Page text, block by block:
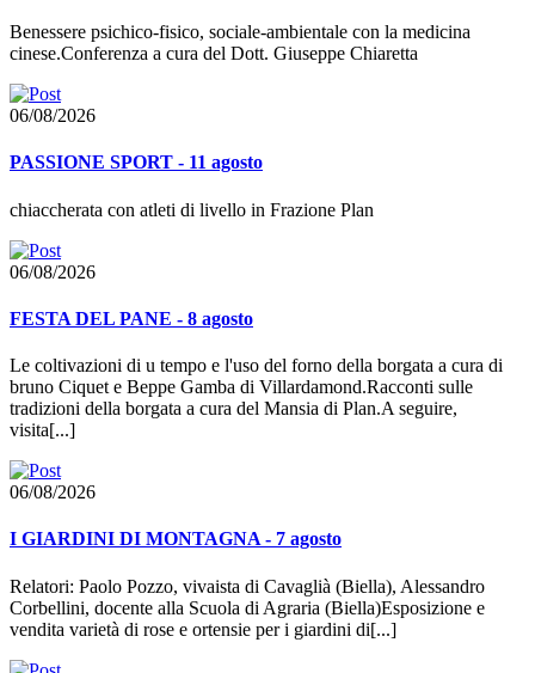
Benessere psichico-fisico, sociale-ambientale con la medicina
cinese.Conferenza a cura del Dott. Giuseppe Chiaretta
06/08/2026
PASSIONE SPORT - 11 agosto
chiaccherata con atleti di livello in Frazione Plan
06/08/2026
FESTA DEL PANE - 8 agosto
Le coltivazioni di u tempo e l'uso del forno della borgata a cura di
bruno Ciquet e Beppe Gamba di Villardamond.Racconti sulle
tradizioni della borgata a cura del Mansia di Plan.A seguire,
visita[...]
06/08/2026
I GIARDINI DI MONTAGNA - 7 agosto
Relatori: Paolo Pozzo, vivaista di Cavaglià (Biella), Alessandro
Corbellini, docente alla Scuola di Agraria (Biella)Esposizione e
vendita varietà di rose e ortensie per i giardini di[...]